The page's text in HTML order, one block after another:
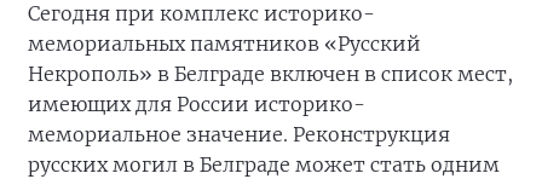
Сегодня при комплекс историко-
мемориальных памятников «Русский
Некрополь» в Белграде включен в список мест,
имеющих для России историко-
мемориальное значение. Реконструкция
русских могил в Белграде может стать одним